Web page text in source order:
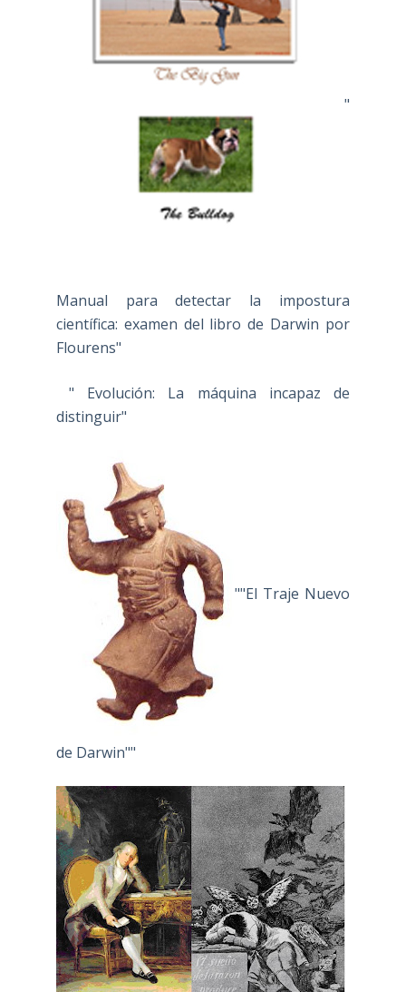
"
Manual para detectar la impostura
científica: examen del libro de Darwin por
Flourens"
" Evolución: La máquina incapaz de
distinguir"
""El Traje Nuevo
de Darwin""